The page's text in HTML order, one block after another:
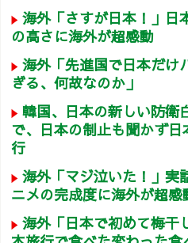
海外「さすが日本！」日
の高さに海外が超感動
海外「先進国で日本だけ
ぎる、何故なのか」
韓国、日本の新しい防衛
で、日本の制止も聞かず
行
海外「マジ泣いた！」実
ニメの完成度に海外が超感
海外「日本で初めて梅干